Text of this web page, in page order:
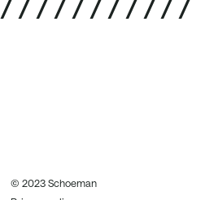
© 2023 Schoeman